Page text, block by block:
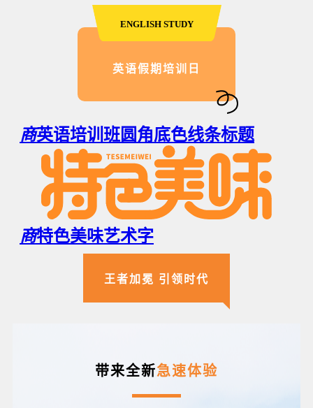
ENGLISH STUDY
英语假期培训日
商英语培训班圆角底色线条标题
商特色美味艺术字
王者加冕 引领时代
带来全新急速体验